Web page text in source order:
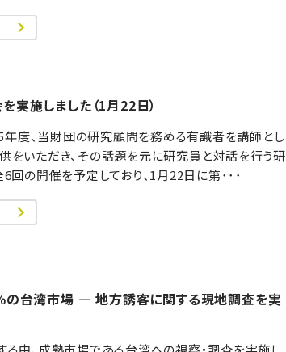
施しました（1月22日）
度、当財団の研究顧問を務める有識者を講師とし
をいただき、その話題を元に研究員と対話を行う研
回の開催を予定しており、1月22日に第･･･
台湾市場 ― 地方誘客に関する現地調査を実